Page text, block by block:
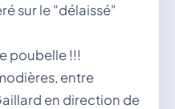
sur le "délaissé"
poubelle !!!
entre
en direction de